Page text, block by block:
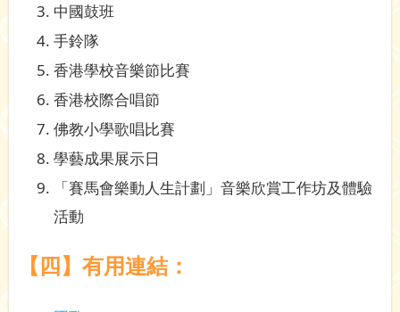
中國鼓班
手鈴隊
香港學校音樂節比賽
香港校際合唱節
佛教小學歌唱比賽
學藝成果展示日
「賽馬會樂動人生計劃」音樂欣賞工作坊及體驗
活動
【四】有用連結：